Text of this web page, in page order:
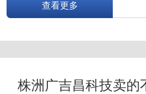
查看更多
株洲广吉昌科技卖的